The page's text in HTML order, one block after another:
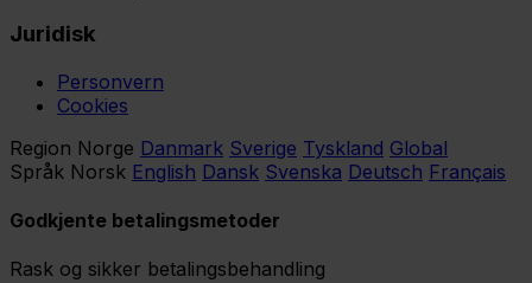
Juridisk
Personvern
Cookies
Region Norge Danmark Sverige Tyskland Global
Språk Norsk English Dansk Svenska Deutsch Français
Godkjente betalingsmetoder
Rask og sikker betalingsbehandling